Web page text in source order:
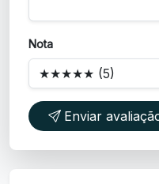
Nota
Enviar